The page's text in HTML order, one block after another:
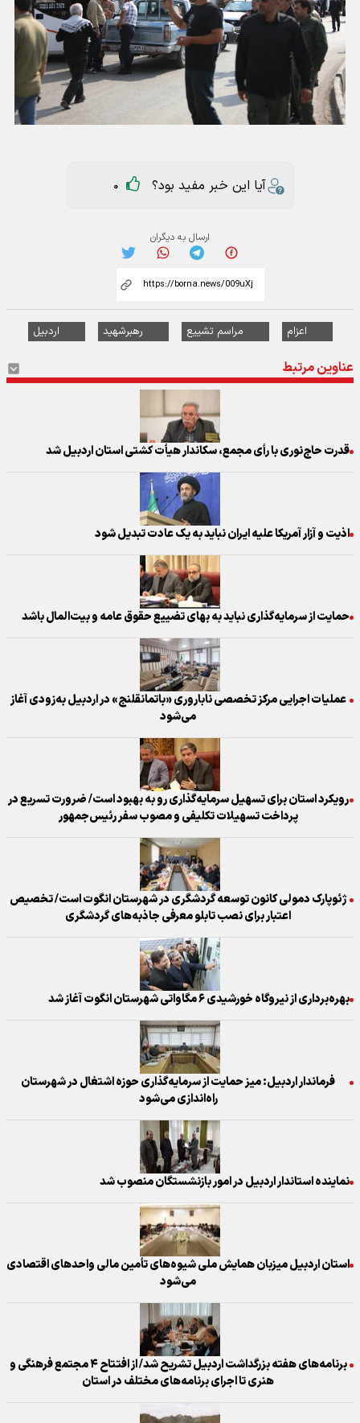
آیا این خبر مفید بود؟ 0
ارسال به دیگران
اعزام مراسم تشییع رهبرشهید اردبیل
عناوین مرتبط
قدرت حاج‌نوری با رأی مجمع، سکاندار هیأت کشتی استان اردبیل شد
اذیت و آزار آمریکا علیه ایران نباید به یک عادت تبدیل شود
حمایت از سرمایه‌گذاری نباید به بهای تضییع حقوق عامه و بیت‌المال باشد
عملیات اجرایی مرکز تخصصی ناباروری «باتمانقلنج» در اردبیل به‌زودی آغاز
می‌شود
رویکرد استان برای تسهیل سرمایه‌گذاری رو به بهبود است/ ضرورت تسریع در
پرداخت تسهیلات تکلیفی و مصوب سفر رئیس‌جمهور
ژئوپارک دمولی کانون توسعه گردشگری در شهرستان انگوت است/ تخصیص
اعتبار برای نصب تابلو معرفی جاذبه‌های گردشگری
بهره‌برداری از نیروگاه خورشیدی ۶ مگاواتی شهرستان انگوت آغاز شد
فرماندار اردبیل: میز حمایت از سرمایه‌گذاری حوزه اشتغال در شهرستان
راه‌اندازی می‌شود
نماینده استاندار اردبیل در امور بازنشستگان منصوب شد
استان اردبیل میزبان همایش ملی شیوه‌های تأمین مالی واحدهای اقتصادی
می‌شود
برنامه‌های هفته بزرگداشت اردبیل تشریح شد/ از افتتاح ۴ مجتمع فرهنگی و
هنری تا اجرای برنامه‌های مختلف در استان